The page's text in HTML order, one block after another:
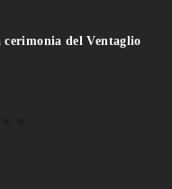
cerimonia del Ventaglio